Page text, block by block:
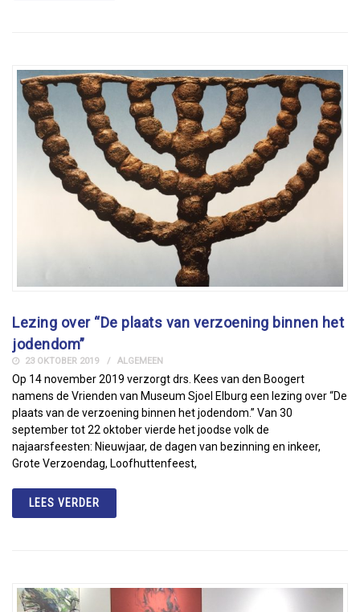
Lezing over “De plaats van verzoening binnen het
jodendom”
23 OKTOBER 2019 ALGEMEEN
Op 14 november 2019 verzorgt drs. Kees van den Boogert
namens de Vrienden van Museum Sjoel Elburg een lezing over “De
plaats van de verzoening binnen het jodendom.” Van 30
september tot 22 oktober vierde het joodse volk de
najaarsfeesten: Nieuwjaar, de dagen van bezinning en inkeer,
Grote Verzoendag, Loofhuttenfeest,
LEES VERDER